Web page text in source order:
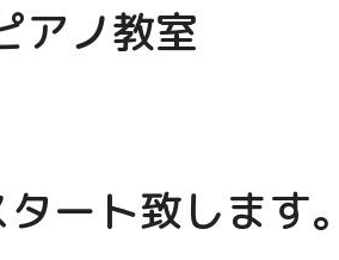
アノ教室
ート致します。